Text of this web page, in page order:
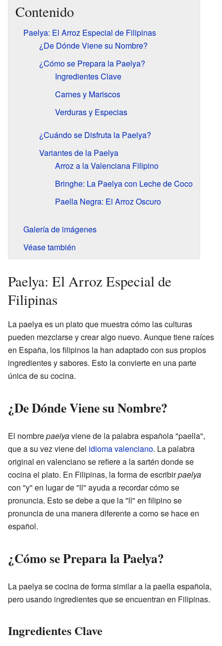
Contenido
Paelya: El Arroz Especial de Filipinas
¿De Dónde Viene su Nombre?
¿Cómo se Prepara la Paelya?
Ingredientes Clave
Carnes y Mariscos
Verduras y Especias
¿Cuándo se Disfruta la Paelya?
Variantes de la Paelya
Arroz a la Valenciana Filipino
Bringhe: La Paelya con Leche de Coco
Paella Negra: El Arroz Oscuro
Galería de imágenes
Véase también
Paelya: El Arroz Especial de
Filipinas
La paelya es un plato que muestra cómo las culturas
pueden mezclarse y crear algo nuevo. Aunque tiene raíces
en España, los filipinos la han adaptado con sus propios
ingredientes y sabores. Esto la convierte en una parte
única de su cocina.
¿De Dónde Viene su Nombre?
El nombrepaelyaviene de la palabra española "paella",
que a su vez viene del idioma valenciano. La palabra
original en valenciano se refiere a la sartén donde se
cocina el plato. En Filipinas, la forma de escribirpaelya
con "y" en lugar de "ll" ayuda a recordar cómo se
pronuncia. Esto se debe a que la "ll" en filipino se
pronuncia de una manera diferente a como se hace en
español.
¿Cómo se Prepara la Paelya?
La paelya se cocina de forma similar a la paella española,
pero usando ingredientes que se encuentran en Filipinas.
Ingredientes Clave